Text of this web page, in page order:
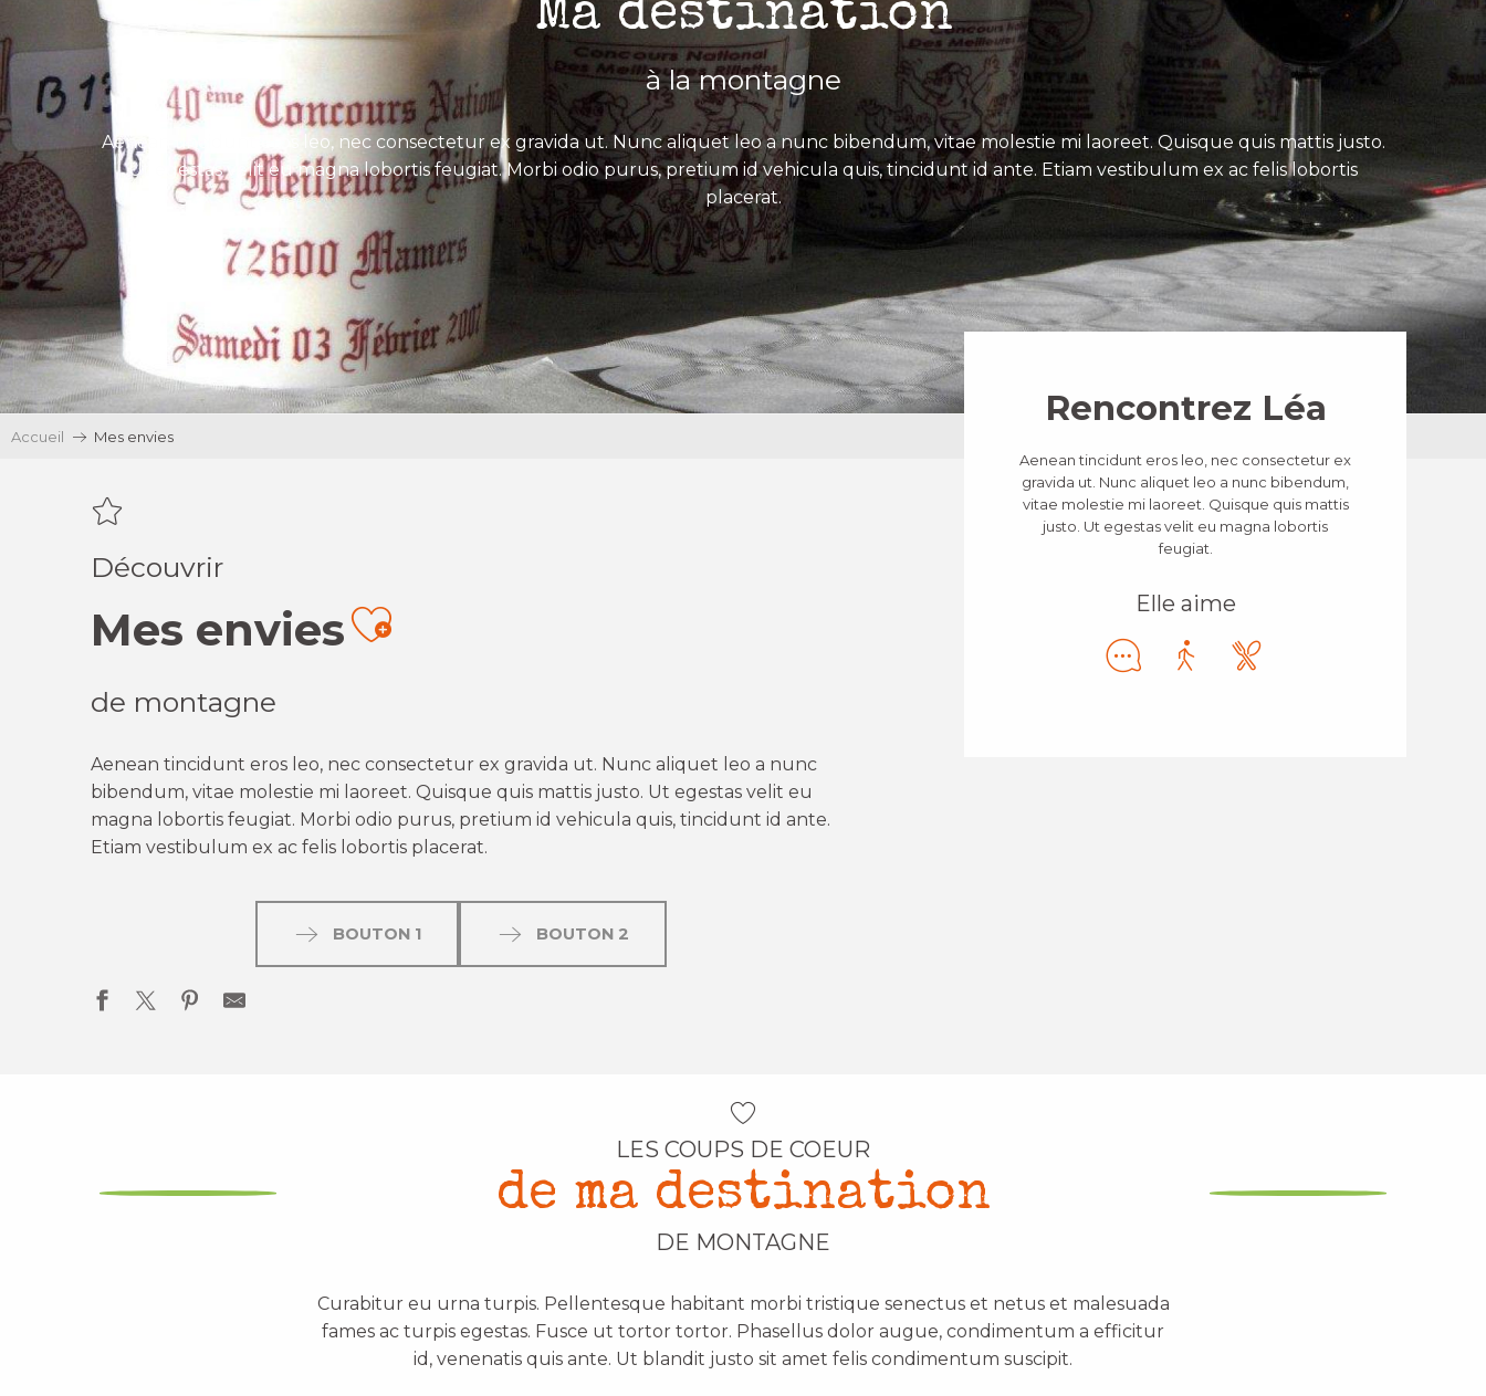
Ma destination
à la montagne
Aenean tincidunt eros leo, nec consectetur ex gravida ut. Nunc aliquet leo a nunc bibendum, vitae molestie mi laoreet. Quisque quis mattis justo.
Ut egestas velit eu magna lobortis feugiat. Morbi odio purus, pretium id vehicula quis, tincidunt id ante. Etiam vestibulum ex ac felis lobortis
placerat.
Accueil Mes envies
Découvrir
Mes enviesAjouter aux favoris
de montagne
Aenean tincidunt eros leo, nec consectetur ex gravida ut. Nunc aliquet leo a nunc
bibendum, vitae molestie mi laoreet. Quisque quis mattis justo. Ut egestas velit eu
magna lobortis feugiat. Morbi odio purus, pretium id vehicula quis, tincidunt id ante.
Etiam vestibulum ex ac felis lobortis placerat.
BOUTON 1 BOUTON 2
Rencontrez Léa
Aenean tincidunt eros leo, nec consectetur ex
gravida ut. Nunc aliquet leo a nunc bibendum,
vitae molestie mi laoreet. Quisque quis mattis
justo. Ut egestas velit eu magna lobortis
feugiat.
Elle aime
LES COUPS DE COEUR
de ma destination
DE MONTAGNE
Curabitur eu urna turpis. Pellentesque habitant morbi tristique senectus et netus et malesuada
fames ac turpis egestas. Fusce ut tortor tortor. Phasellus dolor augue, condimentum a efficitur
id, venenatis quis ante. Ut blandit justo sit amet felis condimentum suscipit.